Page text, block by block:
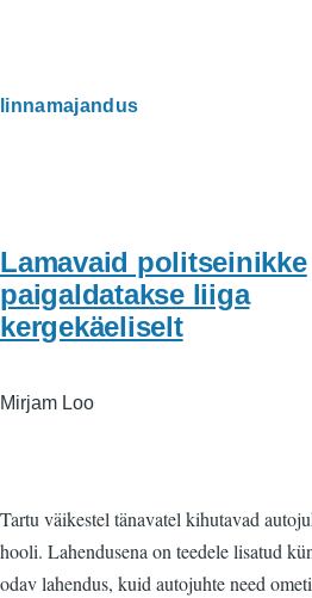
linnamajandus
Lamavaid politseinikke
paigaldatakse liiga
kergekäeliselt
Mirjam Loo
Tartu väikestel tänavatel kihutavad
hooli. Lahendusena on teedele lisatud
odav lahendus, kuid autojuhte need